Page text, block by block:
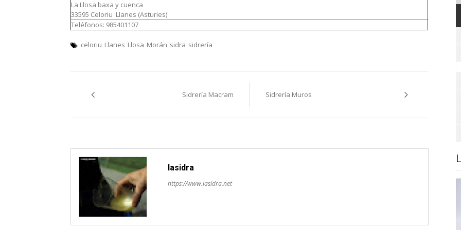
La Llosa baxa y cuenca
33595 Celoriu Llanes (Asturies)
Teléfonos: 985401107
celoriu Llanes Llosa Morán sidra sidrería
pelos
Sidrería Macram Sidrería Muros
lasidra
https://www.lasidra.net